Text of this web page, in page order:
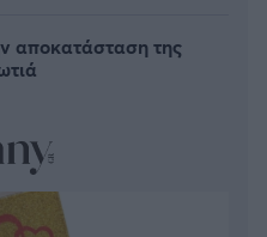
αποκατάσταση της